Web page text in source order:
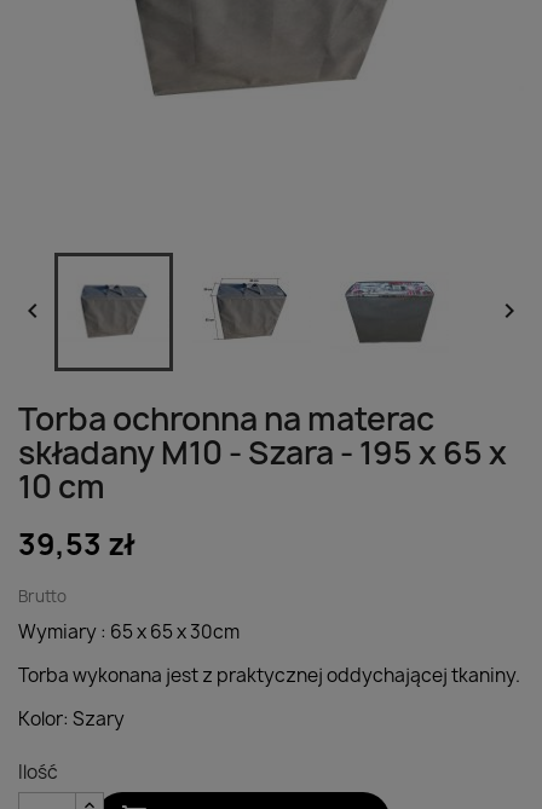
 
Torba ochronna na materac
składany M10 - Szara - 195 x 65 x
10 cm
39,53 zł
Brutto
Wymiary : 65 x 65 x 30cm
Torba wykonana jest z praktycznej oddychającej tkaniny.
Kolor: Szary
Ilość